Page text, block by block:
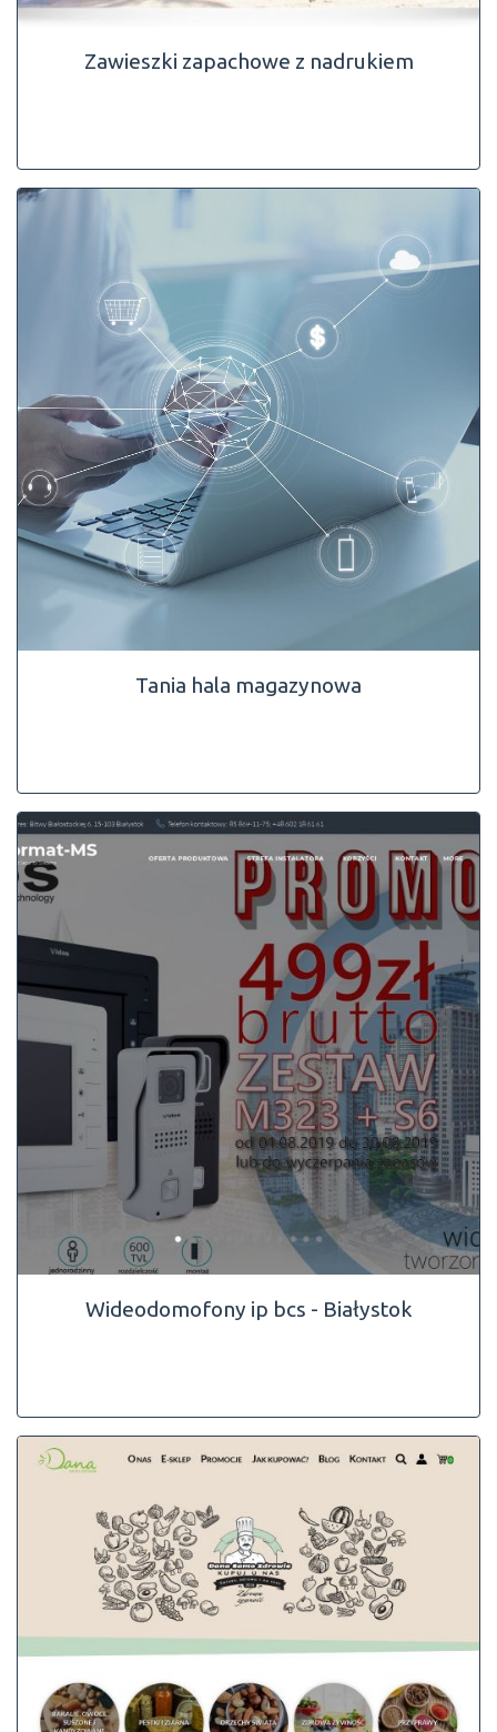
Zawieszki zapachowe z nadrukiem
Tania hala magazynowa
Wideodomofony ip bcs - Białystok